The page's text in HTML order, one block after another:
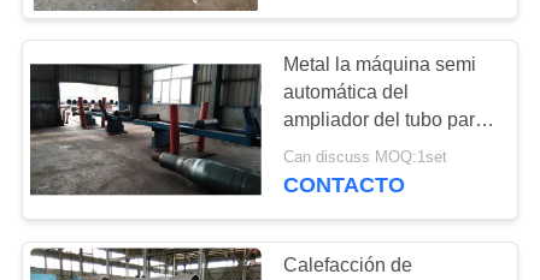
SOBRE
NOSOTROS
VIAJE
DE
LA
FÁBRICA
Codo que forma la
máquina fría
52
Metal la máquina semi
automática del
ampliador del tubo para
el acero inoxidable/el
acero de carbono
Can discuss MOQ:1set
CONTACTO
Calefacción de